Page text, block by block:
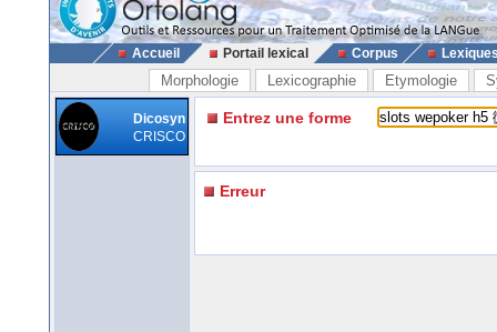
Accueil Portail lexical Corpus
Morphologie Lexicographie Etymologie
Dicosyn
CRISCO
Entrez une forme
Erreur